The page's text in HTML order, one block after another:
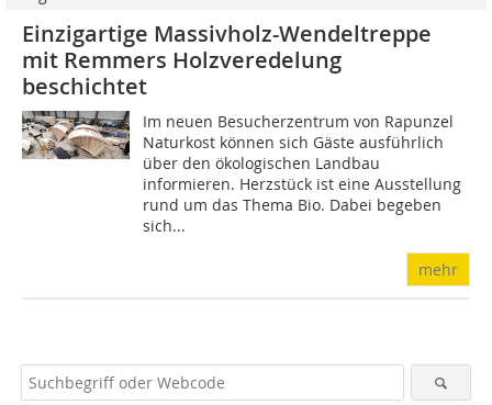
Einzigartige Massivholz-Wendeltreppe
mit Remmers Holzveredelung
beschichtet
Im neuen Besucherzentrum von Rapunzel
Naturkost können sich Gäste ausführlich
über den ökologischen Landbau
informieren. Herzstück ist eine Ausstellung
rund um das Thema Bio. Dabei begeben
sich...
mehr